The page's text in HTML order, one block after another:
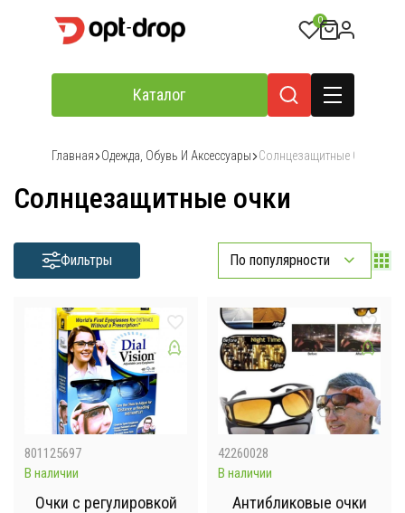
0
Каталог
Главная Одежда, Обувь И Аксессуары Солнцезащитные Очки
Солнцезащитные очки
Фильтры По популярности
801125697
В наличии
Очки с регулировкой
42260028
В наличии
Антибликовые очки